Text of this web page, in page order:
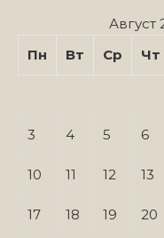
Август
Пн
Вт Ср Чт
3 4 5 6
10 11 12 13
17 18 19 20